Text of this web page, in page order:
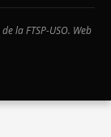
la FTSP-USO. Web